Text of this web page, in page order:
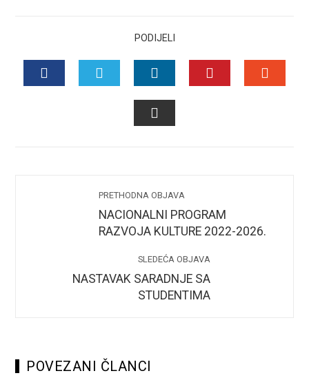
PODIJELI
TWITTERLINKEDIN
PRETHODNA OBJAVA
NACIONALNI PROGRAM
RAZVOJA KULTURE 2022-2026.
SLEDEĆA OBJAVA
NASTAVAK SARADNJE SA
STUDENTIMA
POVEZANI ČLANCI